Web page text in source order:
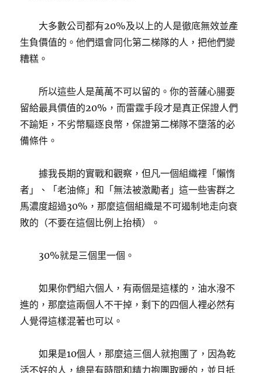
大多數公司都有20%及以上的人是徹底無效並產
生負價值的。他們還會同化第二梯隊的人，把他們變
糟糕。
所以這些人是萬萬不可以留的。你的菩薩心腸要
留給最具價值的20%，而雷霆手段才是真正保證人們
不踰矩，不劣幣驅逐良幣，保證第二梯隊不墮落的必
備條件。
據我長期的實戰和觀察，但凡一個組織裡「懶惰
者」、「老油條」和「無法被激勵者」這一些害群之
馬濃度超過30%，那麼這個組織是不可遏制地走向衰
敗的（不要在這個比例上抬槓）。
30%就是三個里一個。
如果你們組六個人，有兩個是這樣的，油水潑不
進的，那麼這兩個人不干掉，剩下的四個人裡必然有
人覺得這樣混著也可以。
如果是10個人，那麼這三個人就抱團了，因為乾
活不好的人，總是有時間和精力抱團取暖的，並且抵